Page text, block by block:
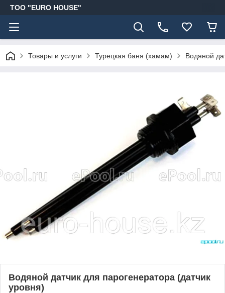
ТОО "EURO HOUSE"
Товары и услуги Турецкая баня (хамам) Водяной
Водяной датчик для парогенератора (датчик
уровня)